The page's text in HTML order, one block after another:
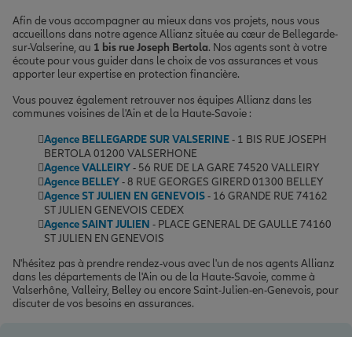
Afin de vous accompagner au mieux dans vos projets, nous vous
accueillons dans notre agence Allianz située au cœur de Bellegarde-
sur-Valserine, au 1 bis rue Joseph Bertola. Nos agents sont à votre
écoute pour vous guider dans le choix de vos assurances et vous
apporter leur expertise en protection financière.
Vous pouvez également retrouver nos équipes Allianz dans les
communes voisines de l'Ain et de la Haute-Savoie :
Agence BELLEGARDE SUR VALSERINE- 1 BIS RUE JOSEPH
BERTOLA 01200 VALSERHONE
Agence VALLEIRY- 56 RUE DE LA GARE 74520 VALLEIRY
Agence BELLEY- 8 RUE GEORGES GIRERD 01300 BELLEY
Agence ST JULIEN EN GENEVOIS- 16 GRANDE RUE 74162
ST JULIEN GENEVOIS CEDEX
Agence SAINT JULIEN - PLACE GENERAL DE GAULLE 74160
ST JULIEN EN GENEVOIS
N'hésitez pas à prendre rendez-vous avec l'un de nos agents Allianz
dans les départements de l'Ain ou de la Haute-Savoie, comme à
Valserhône, Valleiry, Belley ou encore Saint-Julien-en-Genevois, pour
discuter de vos besoins en assurances.